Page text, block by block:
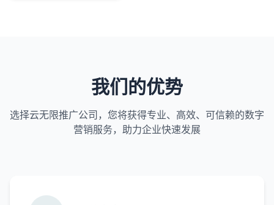
我们的优势
选择云无限推广公司，您将获得专业、高效、可信赖的数字
营销服务，助力企业快速发展